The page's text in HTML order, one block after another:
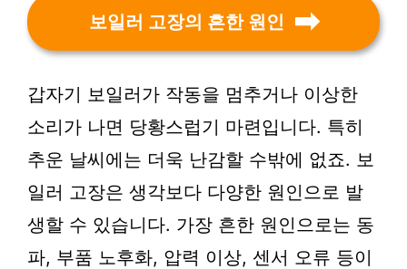
보일러 고장의 흔한 원인
갑자기 보일러가 작동을 멈추거나 이상한
소리가 나면 당황스럽기 마련입니다. 특히
추운 날씨에는 더욱 난감할 수밖에 없죠. 보
일러 고장은 생각보다 다양한 원인으로 발
생할 수 있습니다. 가장 흔한 원인으로는 동
파, 부품 노후화, 압력 이상, 센서 오류 등이